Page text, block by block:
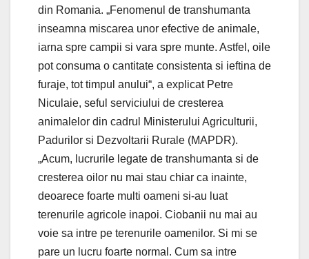
din Romania. „Fenomenul de transhumanta
inseamna miscarea unor efective de animale,
iarna spre campii si vara spre munte. Astfel, oile
pot consuma o cantitate consistenta si ieftina de
furaje, tot timpul anului“, a explicat Petre
Niculaie, seful serviciului de cresterea
animalelor din cadrul Ministerului Agriculturii,
Padurilor si Dezvoltarii Rurale (MAPDR).
„Acum, lucrurile legate de transhumanta si de
cresterea oilor nu mai stau chiar ca inainte,
deoarece foarte multi oameni si-au luat
terenurile agricole inapoi. Ciobanii nu mai au
voie sa intre pe terenurile oamenilor. Si mi se
pare un lucru foarte normal. Cum sa intre